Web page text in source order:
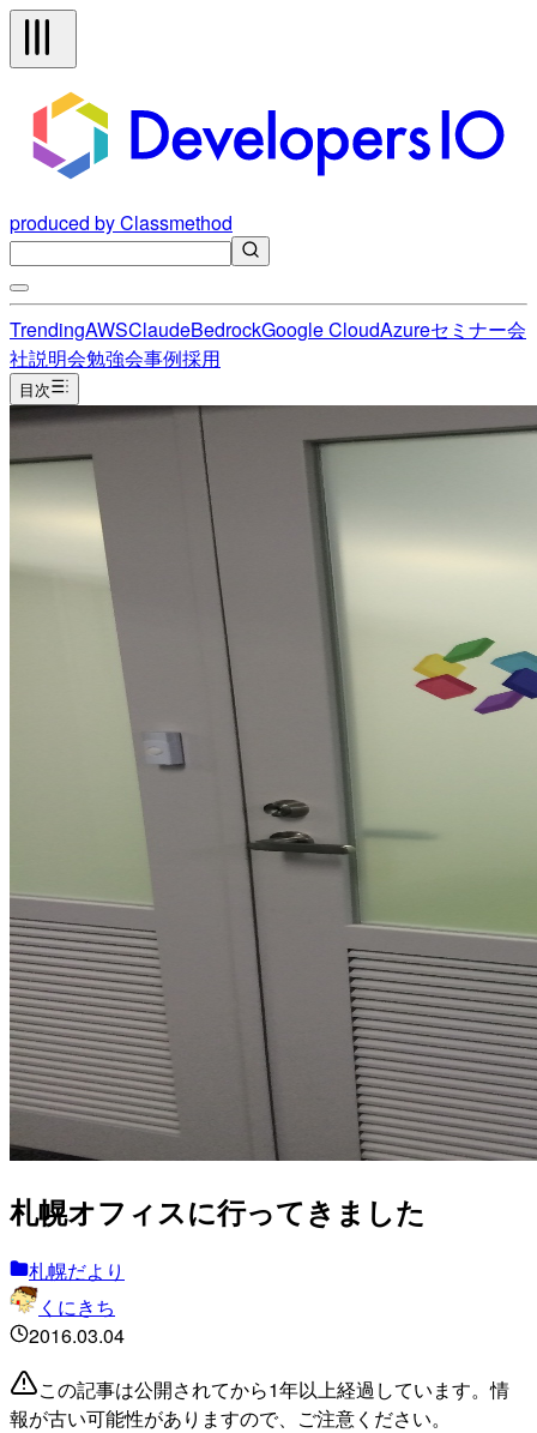
produced by Classmethod
TrendingAWSClaudeBedrockGoogle CloudAzureセミナー会
社説明会勉強会事例採用
目次
札幌オフィスに行ってきました
札幌だより
くにきち
2016.03.04
この記事は公開されてから1年以上経過しています。情
報が古い可能性がありますので、ご注意ください。